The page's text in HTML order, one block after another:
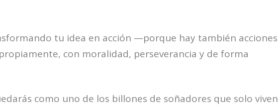
tu idea en acción —porque hay también acciones
con moralidad, perseverancia y de forma
como uno de los billones de soñadores que solo viven